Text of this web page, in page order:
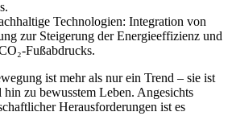
Technologien: Integration von
zur Steigerung der Energieeffizienz und
Fußabdrucks.
ist mehr als nur ein Trend – sie ist
zu bewusstem Leben. Angesichts
Herausforderungen ist es